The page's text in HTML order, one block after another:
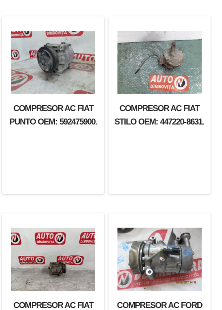
COMPRESOR AC FIAT
PUNTO OEM: 592475900.
COMPRESOR AC FIAT
STILO OEM: 447220-8631.
COMPRESOR AC FIAT
COMPRESOR AC FORD